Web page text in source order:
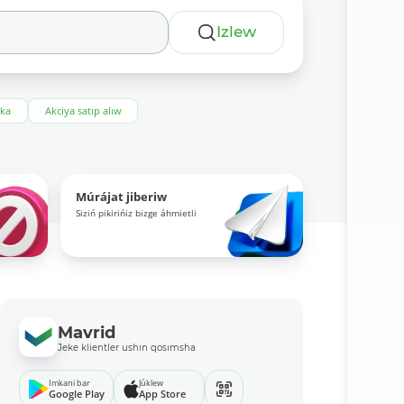
Izlew
Akciya satıp alıw
Múrájat jiberiw
Siziń pikirińiz bizge áhmietli
Mavrid
Jeke klientler ushın qosımsha
Imkani bar
Google Play
Júklew
App Store